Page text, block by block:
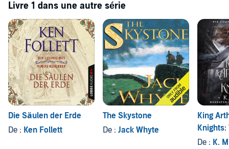
Livre 1 dans une autre série
Die Säulen der Erde
De : Ken Follett
The Skystone
De : Jack Whyte
King
Knights:
Series:
De : K.